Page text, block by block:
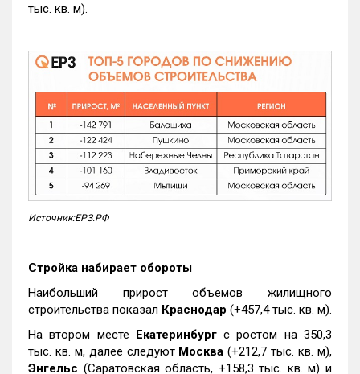
тыс. кв. м).
Источник:ЕРЗ.РФ
Стройка набирает обороты
Наибольший прирост объемов жилищного
строительства показал Краснодар (+457,4 тыс. кв. м).
На втором месте Екатеринбургс ростом на 350,3
тыс. кв. м, далее следуют Москва (+212,7 тыс. кв. м),
Энгельс (Саратовская область, +158,3 тыс. кв. м) и